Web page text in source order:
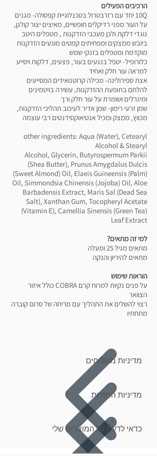
הרכיבים הפעילים
10Q יחד עם רזרבטרול
בטכנלוגיית קפסולה- מגנים
על העור מפני רדיקלים חופשיים, מאיצים יצור קולגן,
נוגדי דלקת ולכן מעכבי הזדקנות , מטפלים היטב
ביובש ממצקים ומפחיתים קמטים מונעים הזדקנות
מוקדמת ומטפלים בזנקי שמש
כלורופיל-יטפל בנגעים בעור, פצעים, דלקות ויסייע
למראה עור חלק ואחיד
אצת ספירולינה- מכילה קרוטנואידים המסייעים
להלחם בתופעת ההזדקנות, עשירה בויטמינים
ומינרלים ושומרת על עור חלק ורך
שמן זרעי רימון- שמן אדיר לעיכוב תהליכי הזדקנות,
מכווץ, ממצק ומכיל אנטיאוקסידנטים רבי עוצמה
other ingredients: Aqua (Water), Cetearyl
Alcohol & Stearyl
Alcohol, Glycerin, Butyrospermum Parkii
(Shea Butter), Prunus Amygdalus Dulcis
(Sweet Almond) Oil, Elaeis Guineensis (Palm)
Oil, Simmondsia Chinensis (Jojoba) Oil, Aloe
Barbadensis Extract, Maris Sal (Dead Sea
Salt), Xanthan Gum, Tocopheryl Acetate
(Vitamin E), Camellia Sinensis (Green Tea)
Leaf Extract
למי זה מתאים?
מתאים מגיל 25 ומעלה
מתאים להיריון והנקה
הוראות שימוש
על פנים נקיות למרוח קרם COBRAכולל איזור
הצוואר
רצוי להשלים את התהליך עם מריחה של סרום קוברה
מתחתיו
מדיניות משלוחים
מדיניות החזרות
כדאי לדעת על המוצרים שלי